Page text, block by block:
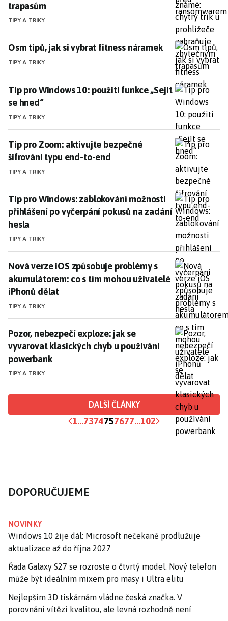
trapasům
TIPY A TRIKY
Osm tipů, jak si vybrat fitness náramek
Osm tipů, jak si vybrat fitness náramek
TIPY A TRIKY
Tip pro Windows 10: použití funkce „Sejít se hned“
Tip pro Windows 10: použití funkce „Sejít
se hned“
TIPY A TRIKY
Tip pro Zoom: aktivujte bezpečné šifrování typu
Tip pro Zoom: aktivujte bezpečné
šifrování typu end-to-end
TIPY A TRIKY
Tip pro Windows: zablokování možnosti přihlášení
Tip pro Windows: zablokování možnosti
přihlášení po vyčerpání pokusů na zadání
hesla
TIPY A TRIKY
Nová verze iOS způsobuje problémy s
Nová verze iOS způsobuje problémy s
akumulátorem: co s tím mohou uživatelé
iPhonů dělat
TIPY A TRIKY
Pozor, nebezpečí exploze: jak se vyvarovat
Pozor, nebezpečí exploze: jak se
vyvarovat klasických chyb u používání
powerbank
TIPY A TRIKY
DALŠÍ ČLÁNKY
1...7374757677...102
DOPORUČUJEME
NOVINKY
Windows 10 žije dál: Microsoft nečekaně prodlužuje
aktualizace až do října 2027
Řada Galaxy S27 se rozroste o čtvrtý model. Nový telefon
může být ideálním mixem pro masy i Ultra elitu
Nejlepším 3D tiskárnám vládne česká značka. V
porovnání vítězí kvalitou, ale levná rozhodně není